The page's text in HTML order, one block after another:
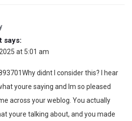
says:
at 5:01 am
didnt I consider this? I hear
youre saying and Im so pleased
across your weblog. You actually
youre talking about, and you made